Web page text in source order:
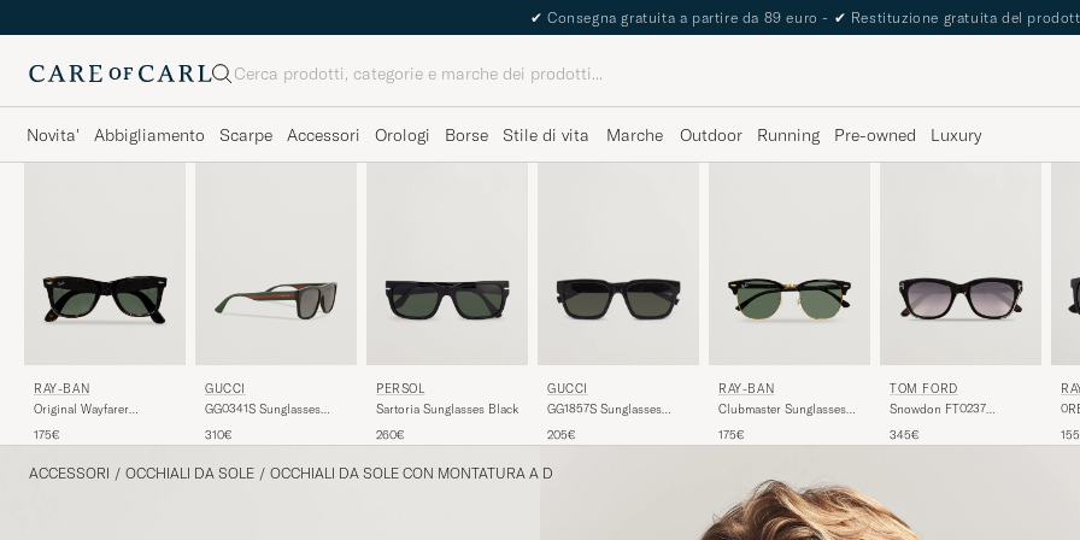
✔ Consegna gratuita a partire da 89 euro - ✔ Restituzione gratuita del
Cerca
Novita' Abbigliamento Scarpe Accessori Orologi Borse Stile di vita Marche Outdoor Running Pre-owned Luxury
RAY-BAN
Original Wayfarer
Tortoise/Crystal Green
175€
GUCCI
GG0341S Sunglasses
310€
PERSOL
Sartoria Sunglasses Black
260€
GUCCI
GG1857S Sunglasses
205€
RAY-BAN
Clubmaster Sunglasses
175€
TOM FORD
Snowdon FT0237
345€
ACCESSORI / OCCHIALI DA SOLE / OCCHIALI DA SOLE CON MONTATURA A D